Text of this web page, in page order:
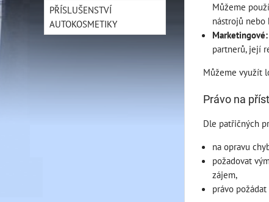
Můžeme
nástrojů nebo
Marketingové:
partnerů, její
Můžeme využít
Právo na
Dle patřičných
na opravu
požadovat
zájem,
právo
PŘÍSLUŠENSTVÍ
AUTOKOSMETIKY